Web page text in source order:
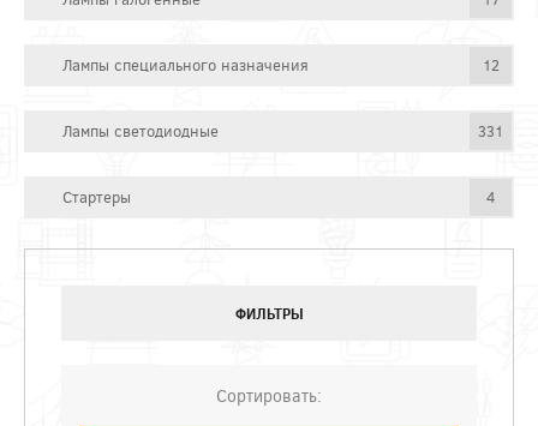
Лампы специального назначения 12
Лампы светодиодные 331
Стартеры 4
ФИЛЬТРЫ
Сортировать: